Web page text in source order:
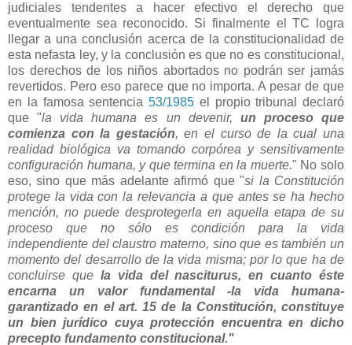
judiciales tendentes a hacer efectivo el derecho que
eventualmente sea reconocido. Si finalmente el TC logra
llegar a una conclusión acerca de la constitucionalidad de
esta nefasta ley, y la conclusión es que no es constitucional,
los derechos de los niños abortados no podrán ser jamás
revertidos. Pero eso parece que no importa. A pesar de que
en la famosa sentencia 53/1985 el propio tribunal declaró
que "la vida humana es un devenir, un proceso que
comienza con la gestación, en el curso de la cual una
realidad biológica va tomando corpórea y sensitivamente
configuración humana, y que termina en la muerte." No solo
eso, sino que más adelante afirmó que "si la Constitución
protege la vida con la relevancia a que antes se ha hecho
mención, no puede desprotegerla en aquella etapa de su
proceso que no sólo es condición para la vida
independiente del claustro materno, sino que es también un
momento del desarrollo de la vida misma; por lo que ha de
concluirse que la vida delnasciturus, en cuanto éste
encarna un valor fundamental -la vida humana-
garantizado en el art. 15 de la Constitución, constituye
un bien jurídico cuyaprotección encuentra en dicho
precepto fundamento constitucional."